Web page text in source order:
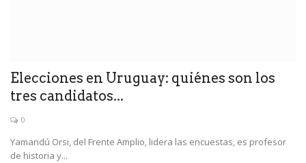
Elecciones en Uruguay: quiénes son los
tres candidatos...
0
Yamandú Orsi, del Frente Amplio, lidera las encuestas, es profesor
de historia y...